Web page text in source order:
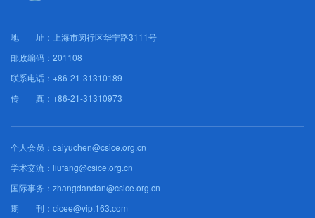
地 址：上海市闵行区华宁路3111号
邮政编码：201108
联系电话：+86-21-31310189
传 真：+86-21-31310973
个人会员：caiyuchen@csice.org.cn
学术交流：liufang@csice.org.cn
国际事务：zhangdandan@csice.org.cn
期 刊：cicee@vip.163.com